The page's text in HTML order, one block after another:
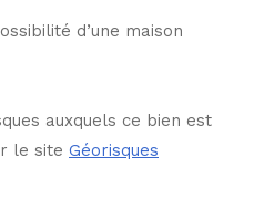
d’une maison
auxquels ce bien est
le site Géorisques